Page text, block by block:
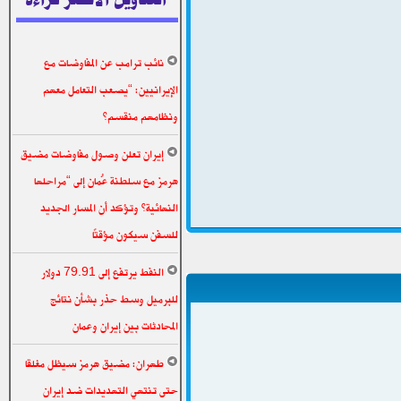
نائب ترامب عن المفاوضات مع
الإيرانيين: “يصعب التعامل معهم
ونظامهم منقسم”
إيران تعلن وصول مفاوضات مضيق
هرمز مع سلطنة عُمان إلى “مراحلها
النهائية” وتؤكد أن المسار الجديد
للسفن سيكون مؤقتًا
النفط يرتفع إلى 79.91 دولار
للبرميل وسط حذر بشأن نتائج
المحادثات بين إيران وعمان
طهران: مضيق هرمز سيظل مغلقا
حتى تنتهي التهديدات ضد إيران